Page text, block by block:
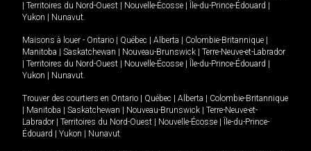
Territoires du Nord-Ouest Nouvelle-Écosse Île-du-Prince-Édouard
Yukon
Nunavut.
Maisons à louer - Ontario Québec Alberta Colombie-Britannique
Manitoba
Saskatchewan Nouveau-Brunswick
Terre-Neuve-et-Labrador
Territoires du Nord-Ouest Nouvelle-Écosse Île-du-Prince-Édouard
Yukon
Nunavut.
Trouver des courtiers en Ontario Québec Alberta
Colombie-Britannique
Manitoba Saskatchewan Nouveau-Brunswick
Terre-Neuve-et-
Labrador
Territoires du Nord-Ouest Nouvelle-Écosse
Île-du-Prince-
Édouard
Yukon Nunavut